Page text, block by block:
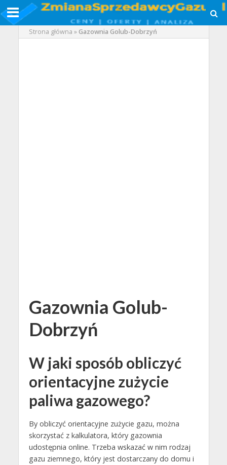
Strona główna »Gazownia Golub-Dobrzyń
Gazownia Golub-
Dobrzyń
W jaki sposób obliczyć
orientacyjne zużycie
paliwa gazowego?
By obliczyć orientacyjne zużycie gazu, można
skorzystać z kalkulatora, który gazownia
udostępnia online. Trzeba wskazać w nim rodzaj
gazu ziemnego, który jest dostarczany do domu i